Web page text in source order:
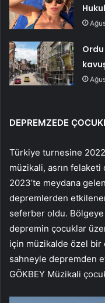
DEPREMZEDE
Türkiye turnesine
müzikali, asrın
2023’te meydana
depremlerden
seferber oldu. Bölgeye
depremin çocuklar
için müzikalde özel
sahneyle depremden
GÖKBEY Müzikali